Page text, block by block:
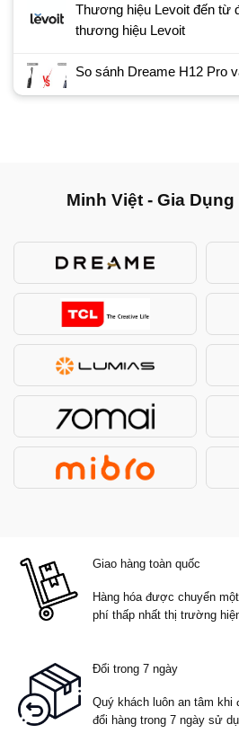
Thương hiệu Levoit đến từ
thương hiệu Levoit
So sánh Dreame H12 Pro
Minh Việt - Gia
Giao hàng toàn quốc
Hàng hóa được chuyển
phí thấp nhất thị trường
Đổi trong 7 ngày
Quý khách luôn an tâm
đổi hàng trong 7 ngày sử